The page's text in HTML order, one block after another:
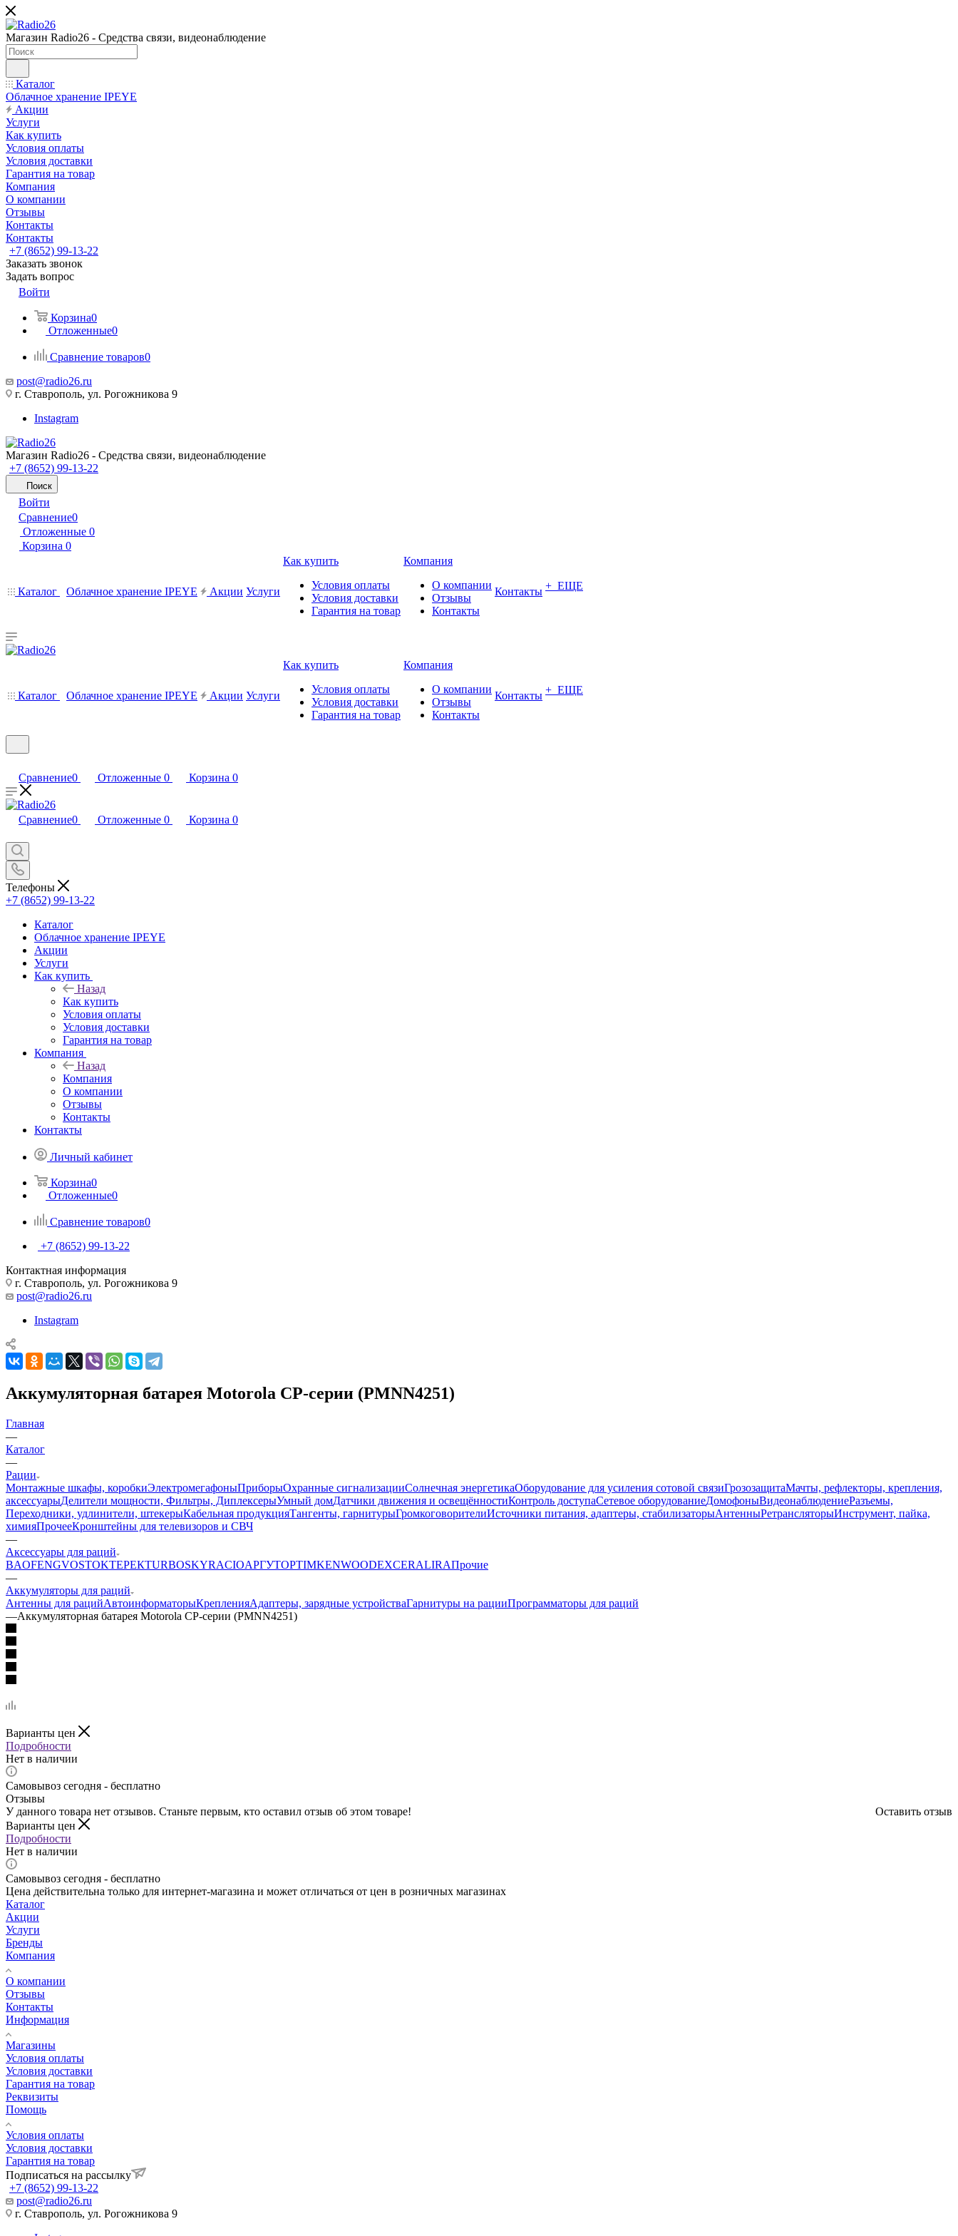
Магазин Radio26 - Средства связи, видеонаблюдение
Каталог
Облачное хранение IPEYE
Акции
Услуги
Как купить
Условия оплаты
Условия доставки
Гарантия на товар
Компания
О компании
Отзывы
Контакты
Контакты
+7 (8652) 99-13-22
Заказать звонок
Задать вопрос
Войти
Корзина0
Отложенные0
Сравнение товаров0
post@radio26.ru
г. Ставрополь, ул. Рогожникова 9
Instagram
Магазин Radio26 - Средства связи, видеонаблюдение
+7 (8652) 99-13-22
Поиск
Войти
Сравнение0
Отложенные 0
Корзина 0
Каталог Облачное хранение IPEYE Акции Услуги
Как купить
Условия оплаты
Условия доставки
Гарантия на товар
Компания
О компании
Отзывы
Контакты
Контакты + ЕЩЕ
Каталог Облачное хранение IPEYE Акции Услуги
Как купить
Условия оплаты
Условия доставки
Гарантия на товар
Компания
О компании
Отзывы
Контакты
Контакты + ЕЩЕ
Сравнение0 Отложенные 0 Корзина 0
Сравнение0 Отложенные 0 Корзина 0
Телефоны
+7 (8652) 99-13-22
Каталог
Облачное хранение IPEYE
Акции
Услуги
Как купить
Назад
Как купить
Условия оплаты
Условия доставки
Гарантия на товар
Компания
Назад
Компания
О компании
Отзывы
Контакты
Контакты
Личный кабинет
Корзина0
Отложенные0
Сравнение товаров0
+7 (8652) 99-13-22
Контактная информация
г. Ставрополь, ул. Рогожникова 9
post@radio26.ru
Instagram
Аккумуляторная батарея Motorola CP-серии (PMNN4251)
Главная
—
Каталог
—
Рации
Монтажные шкафы, коробкиЭлектромегафоныПриборыОхранные сигнализацииСолнечная энергетикаОборудование для усиления сотовой связиГрозозащитаМачты, рефлекторы, крепления,
аксессуарыДелители мощности, Фильтры, ДиплексерыУмный домДатчики движения и освещённостиКонтроль доступаСетевое оборудованиеДомофоныВидеонаблюдениеРазъемы,
Переходники, удлинители, штекерыКабельная продукцияТангенты, гарнитурыГромкоговорителиИсточники питания, адаптеры, стабилизаторыАнтенныРетрансляторыИнструмент, пайка,
химияПрочееКронштейны для телевизоров и СВЧ
—
Аксессуары для раций
BAOFENGVOSTOKТЕРЕКTURBOSKYRACIOАРГУТOPTIMKENWOODEXCERALIRAПрочие
—
Аккумуляторы для раций
Антенны для рацийАвтоинформаторыКрепленияАдаптеры, зарядные устройстваГарнитуры на рацииПрограмматоры для раций
—Аккумуляторная батарея Motorola CP-серии (PMNN4251)
Варианты цен
Подробности
Нет в наличии
Самовывоз сегодня - бесплатно
Отзывы
Оставить отзыв
У данного товара нет отзывов. Станьте первым, кто оставил отзыв об этом товаре!
Варианты цен
Подробности
Нет в наличии
Самовывоз сегодня - бесплатно
Цена действительна только для интернет-магазина и может отличаться от цен в розничных магазинах
Каталог
Акции
Услуги
Бренды
Компания
О компании
Отзывы
Контакты
Информация
Магазины
Условия оплаты
Условия доставки
Гарантия на товар
Реквизиты
Помощь
Условия оплаты
Условия доставки
Гарантия на товар
Подписаться на рассылку
+7 (8652) 99-13-22
post@radio26.ru
г. Ставрополь, ул. Рогожникова 9